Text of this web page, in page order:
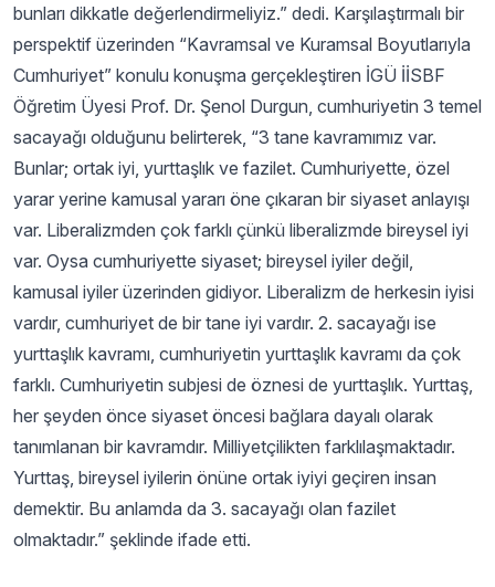
bunları dikkatle değerlendirmeliyiz.” dedi. Karşılaştırmalı bir
perspektif üzerinden “Kavramsal ve Kuramsal Boyutlarıyla
Cumhuriyet” konulu konuşma gerçekleştiren İGÜ İİSBF
Öğretim Üyesi Prof. Dr. Şenol Durgun, cumhuriyetin 3 temel
sacayağı olduğunu belirterek, “3 tane kavramımız var.
Bunlar; ortak iyi, yurttaşlık ve fazilet. Cumhuriyette, özel
yarar yerine kamusal yararı öne çıkaran bir siyaset anlayışı
var. Liberalizmden çok farklı çünkü liberalizmde bireysel iyi
var. Oysa cumhuriyette siyaset; bireysel iyiler değil,
kamusal iyiler üzerinden gidiyor. Liberalizm de herkesin iyisi
vardır, cumhuriyet de bir tane iyi vardır. 2. sacayağı ise
yurttaşlık kavramı, cumhuriyetin yurttaşlık kavramı da çok
farklı. Cumhuriyetin subjesi de öznesi de yurttaşlık. Yurttaş,
her şeyden önce siyaset öncesi bağlara dayalı olarak
tanımlanan bir kavramdır. Milliyetçilikten farklılaşmaktadır.
Yurttaş, bireysel iyilerin önüne ortak iyiyi geçiren insan
demektir. Bu anlamda da 3. sacayağı olan fazilet
olmaktadır.” şeklinde ifade etti.